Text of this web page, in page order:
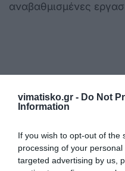
vimatisko.gr - Do Not
Information
If you wish to opt-out of the
processing of your
targeted advertising by us,
αναβαθμισμένες
14/5/